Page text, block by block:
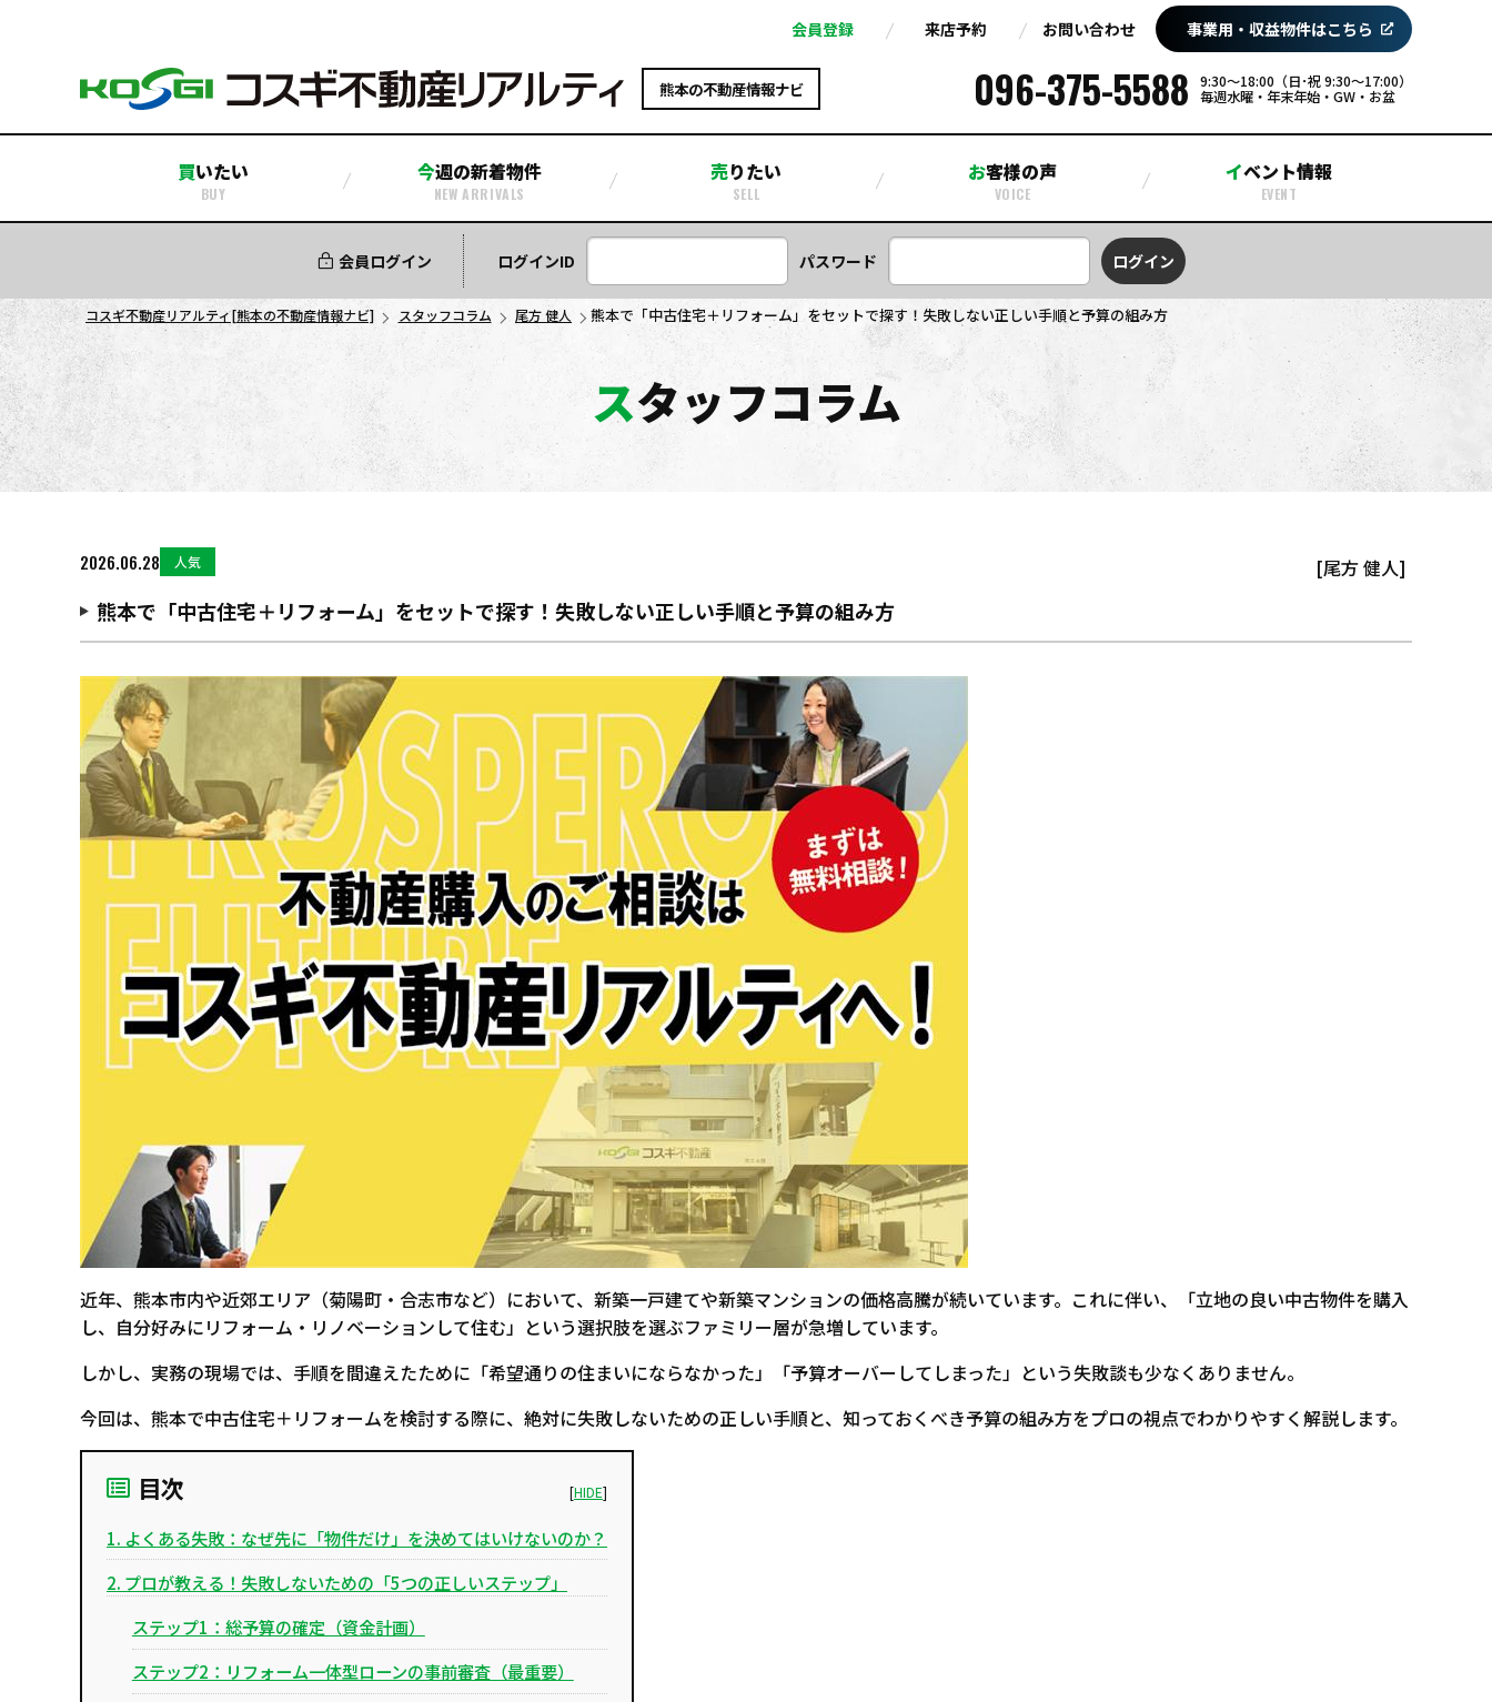
会員登録 来店予約 お問い合わせ 事業用・収益物件はこちら
熊本の不動産情報ナビ 096-375-5588 9:30〜18:00（日･祝 9:30～17:00）
毎週水曜・年末年始・GW・お盆
買いたい
BUY
中古マンション
中古一戸建て
土地
新築一戸建て
その他
今週の新着物件
NEW ARRIVALS
売りたい
SELL
お客様の声
VOICE
イベント情報
EVENT
会員ログイン ログインID パスワード
コスギ不動産リアルティ[熊本の不動産情報ナビ] スタッフコラム 尾方 健人 熊本で「中古住宅＋リフォーム」をセットで探す！失敗しない正しい手順と予算の組み方
スタッフコラム
2026.06.28 人気 [尾方 健人]
熊本で「中古住宅＋リフォーム」をセットで探す！失敗しない正しい手順と予算の組み方
近年、熊本市内や近郊エリア（菊陽町・合志市など）において、新築一戸建てや新築マンションの価格高騰が続いています。これに伴い、「立地の良い中古物件を購入
し、自分好みにリフォーム・リノベーションして住む」という選択肢を選ぶファミリー層が急増しています。
しかし、実務の現場では、手順を間違えたために「希望通りの住まいにならなかった」「予算オーバーしてしまった」という失敗談も少なくありません。
今回は、熊本で中古住宅＋リフォームを検討する際に、絶対に失敗しないための正しい手順と、知っておくべき予算の組み方をプロの視点でわかりやすく解説します。
目次 [HIDE]
1. よくある失敗：なぜ先に「物件だけ」を決めてはいけないのか？
2. プロが教える！失敗しないための「5つの正しいステップ」
ステップ1：総予算の確定（資金計画）
ステップ2：リフォーム一体型ローンの事前審査（最重要）